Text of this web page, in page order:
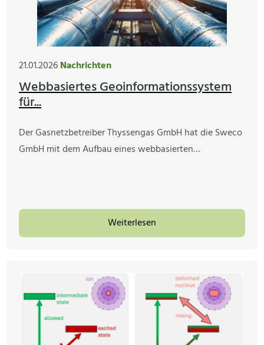
21.01.2026Nachrichten
Webbasiertes Geoinformationssystem
für...
Der Gasnetzbetreiber Thyssengas GmbH hat die Sweco
GmbH mit dem Aufbau eines webbasierten…
Weiterlesen